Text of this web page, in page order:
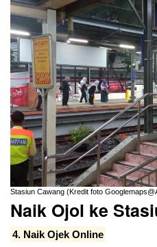
Stasiun Cawang (Kredit foto
Naik Ojol ke
4. Naik Ojek Online